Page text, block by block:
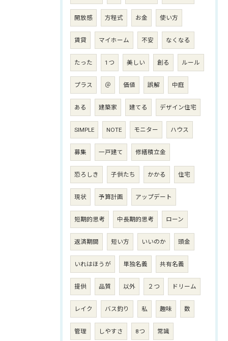
開放感 方程式 お金 使い方
賃貸 マイホーム 不安 なくなる
たった 1つ 美しい 創る ルール
プラス ＠ 価値 誤解 中庭
ある 建築家 建てる デザイン住宅
SIMPLE NOTE モニター ハウス
募集 一戸建て 修繕積立金
恐ろしき 子供たち かかる 住宅
現状 予算計画 アップデート
短期的思考 中長期的思考 ローン
返済期間 短い方 いいのか 頭金
いれはほうが 単独名義 共有名義
提供 品質 以外 ２つ ドリーム
レイク バス釣り 私 趣味 数
管理 しやすさ 8つ 常識